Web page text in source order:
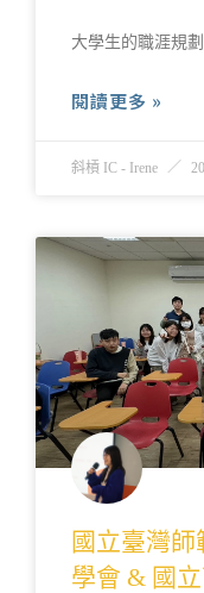
大學生的職涯規
閱讀更多 »
斜槓 IC - Irene
國立臺灣
學會 & 國